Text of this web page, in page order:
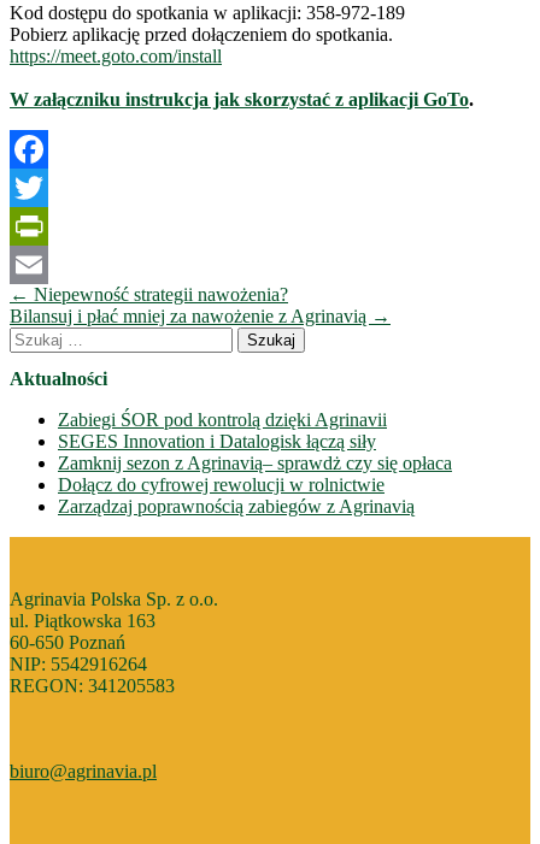
Kod dostępu do spotkania w aplikacji: 358-972-189
Pobierz aplikację przed dołączeniem do spotkania.
https://meet.goto.com/install
W załączniku instrukcja jak skorzystać z aplikacji GoTo.
Facebook
Twitter
PrintFriendly
Email
Nawigacja
wpisów
← Niepewność strategii nawożenia?
Bilansuj i płać mniej za nawożenie z Agrinavią →
Szukaj:
Aktualności
Zabiegi ŚOR pod kontrolą dzięki Agrinavii
SEGES Innovation i Datalogisk łączą siły
Zamknij sezon z Agrinavią– sprawdż czy się opłaca
Dołącz do cyfrowej rewolucji w rolnictwie
Zarządzaj poprawnością zabiegów z Agrinavią
Agrinavia Polska Sp. z o.o.
ul. Piątkowska 163
60-650 Poznań
NIP: 5542916264
REGON: 341205583
biuro@agrinavia.pl